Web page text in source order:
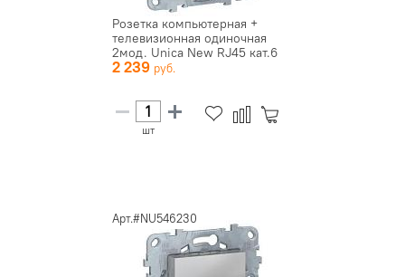
Розетка компьютерная +
телевизионная одиночная
2мод. Unica New RJ45 кат.6
U...
2 239
шт
Арт.#NU546230